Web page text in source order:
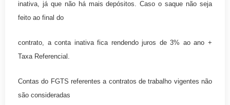
inativa, já que não há mais depósitos. Caso o saque não seja
feito ao final do
contrato, a conta inativa fica rendendo juros de 3% ao ano +
Taxa Referencial.
Contas do FGTS referentes a contratos de trabalho vigentes não
são consideradas